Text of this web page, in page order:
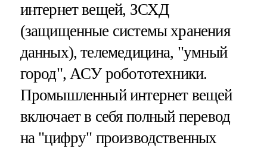
интернет вещей, ЗСХД
(защищенные системы хранения
данных), телемедицина, "умный
город", АСУ робототехники.
Промышленный интернет вещей
включает в себя полный перевод
на "цифру" производственных